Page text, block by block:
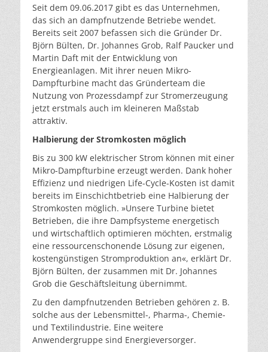
Seit dem 09.06.2017 gibt es das Unternehmen,
das sich an dampfnutzende Betriebe wendet.
Bereits seit 2007 befassen sich die Gründer Dr.
Björn Bülten, Dr. Johannes Grob, Ralf Paucker und
Martin Daft mit der Entwicklung von
Energieanlagen. Mit ihrer neuen Mikro-
Dampfturbine macht das Gründerteam die
Nutzung von Prozessdampf zur Stromerzeugung
jetzt erstmals auch im kleineren Maßstab
attraktiv.
Halbierung der Stromkosten möglich
Bis zu 300 kW elektrischer Strom können mit einer
Mikro-Dampfturbine erzeugt werden. Dank hoher
Effizienz und niedrigen Life-Cycle-Kosten ist damit
bereits im Einschichtbetrieb eine Halbierung der
Stromkosten möglich. »Unsere Turbine bietet
Betrieben, die ihre Dampfsysteme energetisch
und wirtschaftlich optimieren möchten, erstmalig
eine ressourcenschonende Lösung zur eigenen,
kostengünstigen Stromproduktion an«, erklärt Dr.
Björn Bülten, der zusammen mit Dr. Johannes
Grob die Geschäftsleitung übernimmt.
Zu den dampfnutzenden Betrieben gehören z. B.
solche aus der Lebensmittel-, Pharma-, Chemie-
und Textilindustrie. Eine weitere
Anwendergruppe sind Energieversorger.